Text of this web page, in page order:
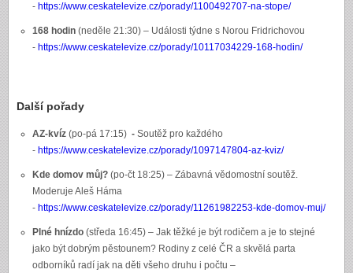
- https://www.ceskatelevize.cz/porady/1100492707-na-stope/
168 hodin (neděle 21:30) – Události týdne s Norou Fridrichovou
- https://www.ceskatelevize.cz/porady/10117034229-168-hodin/
Další pořady
AZ-kvíz (po-pá 17:15) - Soutěž pro každého
- https://www.ceskatelevize.cz/porady/1097147804-az-kviz/
Kde domov můj? (po-čt 18:25) – Zábavná vědomostní soutěž.
Moderuje Aleš Háma
- https://www.ceskatelevize.cz/porady/11261982253-kde-domov-muj/
Plné hnízdo (středa 16:45) – Jak těžké je být rodičem a je to stejné
jako být dobrým pěstounem? Rodiny z celé ČR a skvělá parta
odborníků radí jak na děti všeho druhu i počtu –